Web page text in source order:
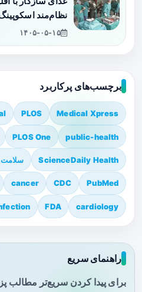
نظام‌مند اسکوپینگ
۱۴۰۵-۰۵-۱۵
برچسب‌های پرکاربرد
Medical Xpress
PLOS
public-health
PLOS One
ScienceDaily Health
PubMed
CDC
cancer
cardiology
FDA
راهنمای سریع
برای پیدا کردن سریع‌تر مطالب